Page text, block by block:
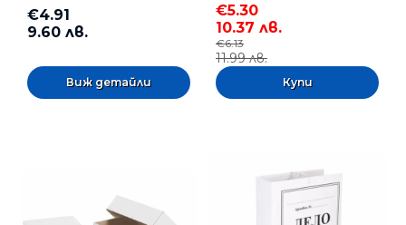
€4.91
9.60 лв.
Виж детайли
€5.30
10.37 лв.
€6.13
11.99 лв.